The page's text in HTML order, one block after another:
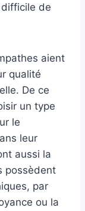
de
aient
qualité
De ce
un type
le
leur
aussi la
possèdent
par
ou la